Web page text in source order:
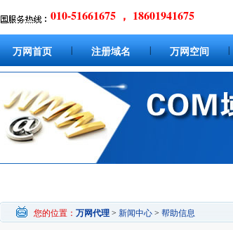
010-51661675 ， 18601941675
万网首页 注册域名 万网空间
您的位置： 万网代理 > 新闻中心 > 帮助信息